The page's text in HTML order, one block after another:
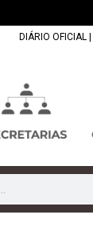
DIÁRIO OFICIAL